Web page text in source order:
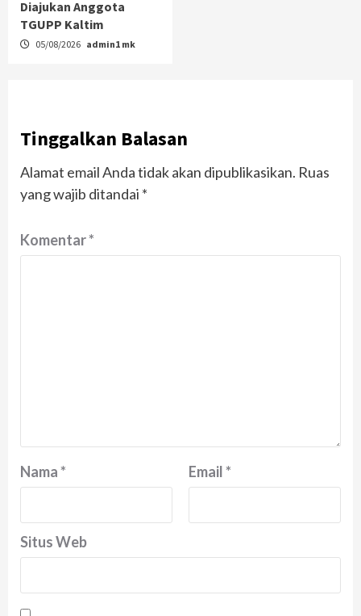
Diajukan Anggota
TGUPP Kaltim
05/08/2026 admin1 mk
Tinggalkan Balasan
Alamat email Anda tidak akan dipublikasikan. Ruas
yang wajib ditandai *
Komentar*
Nama* Email*
Situs Web